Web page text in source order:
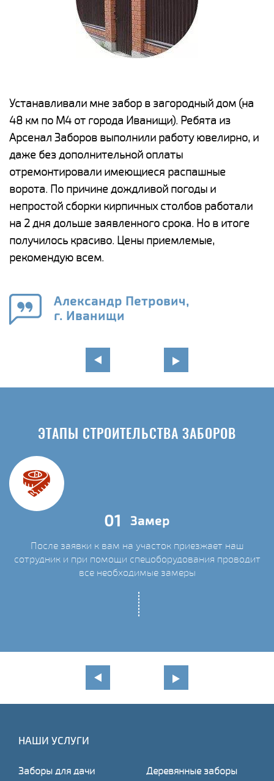
Устанавливали мне забор в загородный дом (на
48 км по М4 от города Иванищи). Ребята из
Арсенал Заборов выполнили работу ювелирно, и
даже без дополнительной оплаты
отремонтировали имеющиеся распашные
ворота. По причине дождливой погоды и
непростой сборки кирпичных столбов работали
на 2 дня дольше заявленного срока. Но в итоге
получилось красиво. Цены приемлемые,
рекомендую всем.
Александр Петрович,
г. Иванищи
ЭТАПЫ СТРОИТЕЛЬСТВА ЗАБОРОВ
01 Замер
После заявки к вам на участок приезжает наш
сотрудник и при помощи спецоборудования проводит
все необходимые замеры
НАШИ УСЛУГИ
Заборы для дачи
Деревянные заборы